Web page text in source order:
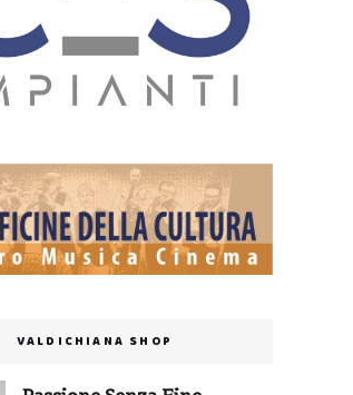
VALDICHIANA SHOP